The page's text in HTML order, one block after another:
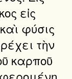
εἰς
φύσις
τὴν
καρποῦ